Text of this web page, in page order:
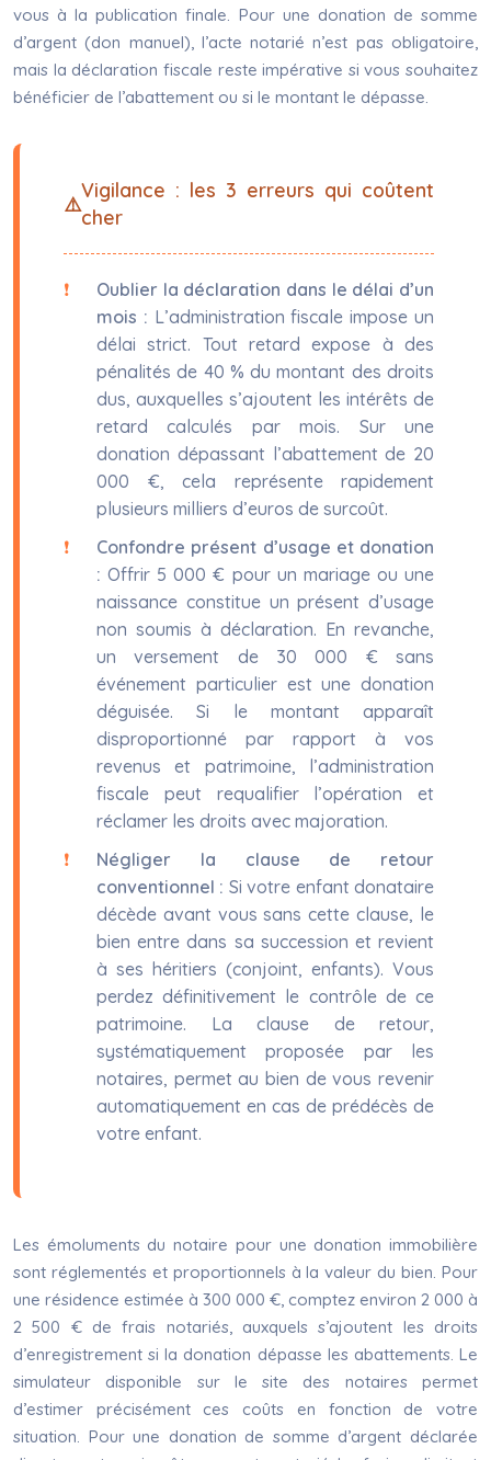
vous à la publication finale. Pour une donation de somme
d’argent (don manuel), l’acte notarié n’est pas obligatoire,
mais la déclaration fiscale reste impérative si vous souhaitez
bénéficier de l’abattement ou si le montant le dépasse.
Vigilance : les 3 erreurs qui coûtent
cher
Oublier la déclaration dans le délai d’un
mois : L’administration fiscale impose un
délai strict. Tout retard expose à des
pénalités de 40 % du montant des droits
dus, auxquelles s’ajoutent les intérêts de
retard calculés par mois. Sur une
donation dépassant l’abattement de 20
000 €, cela représente rapidement
plusieurs milliers d’euros de surcoût.
Confondre présent d’usage et donation
: Offrir 5 000 € pour un mariage ou une
naissance constitue un présent d’usage
non soumis à déclaration. En revanche,
un versement de 30 000 € sans
événement particulier est une donation
déguisée. Si le montant apparaît
disproportionné par rapport à vos
revenus et patrimoine, l’administration
fiscale peut requalifier l’opération et
réclamer les droits avec majoration.
Négliger la clause de retour
conventionnel : Si votre enfant donataire
décède avant vous sans cette clause, le
bien entre dans sa succession et revient
à ses héritiers (conjoint, enfants). Vous
perdez définitivement le contrôle de ce
patrimoine. La clause de retour,
systématiquement proposée par les
notaires, permet au bien de vous revenir
automatiquement en cas de prédécès de
votre enfant.
Les émoluments du notaire pour une donation immobilière
sont réglementés et proportionnels à la valeur du bien. Pour
une résidence estimée à 300 000 €, comptez environ 2 000 à
2 500 € de frais notariés, auxquels s’ajoutent les droits
d’enregistrement si la donation dépasse les abattements. Le
simulateur disponible sur le site des notaires permet
d’estimer précisément ces coûts en fonction de votre
situation. Pour une donation de somme d’argent déclarée